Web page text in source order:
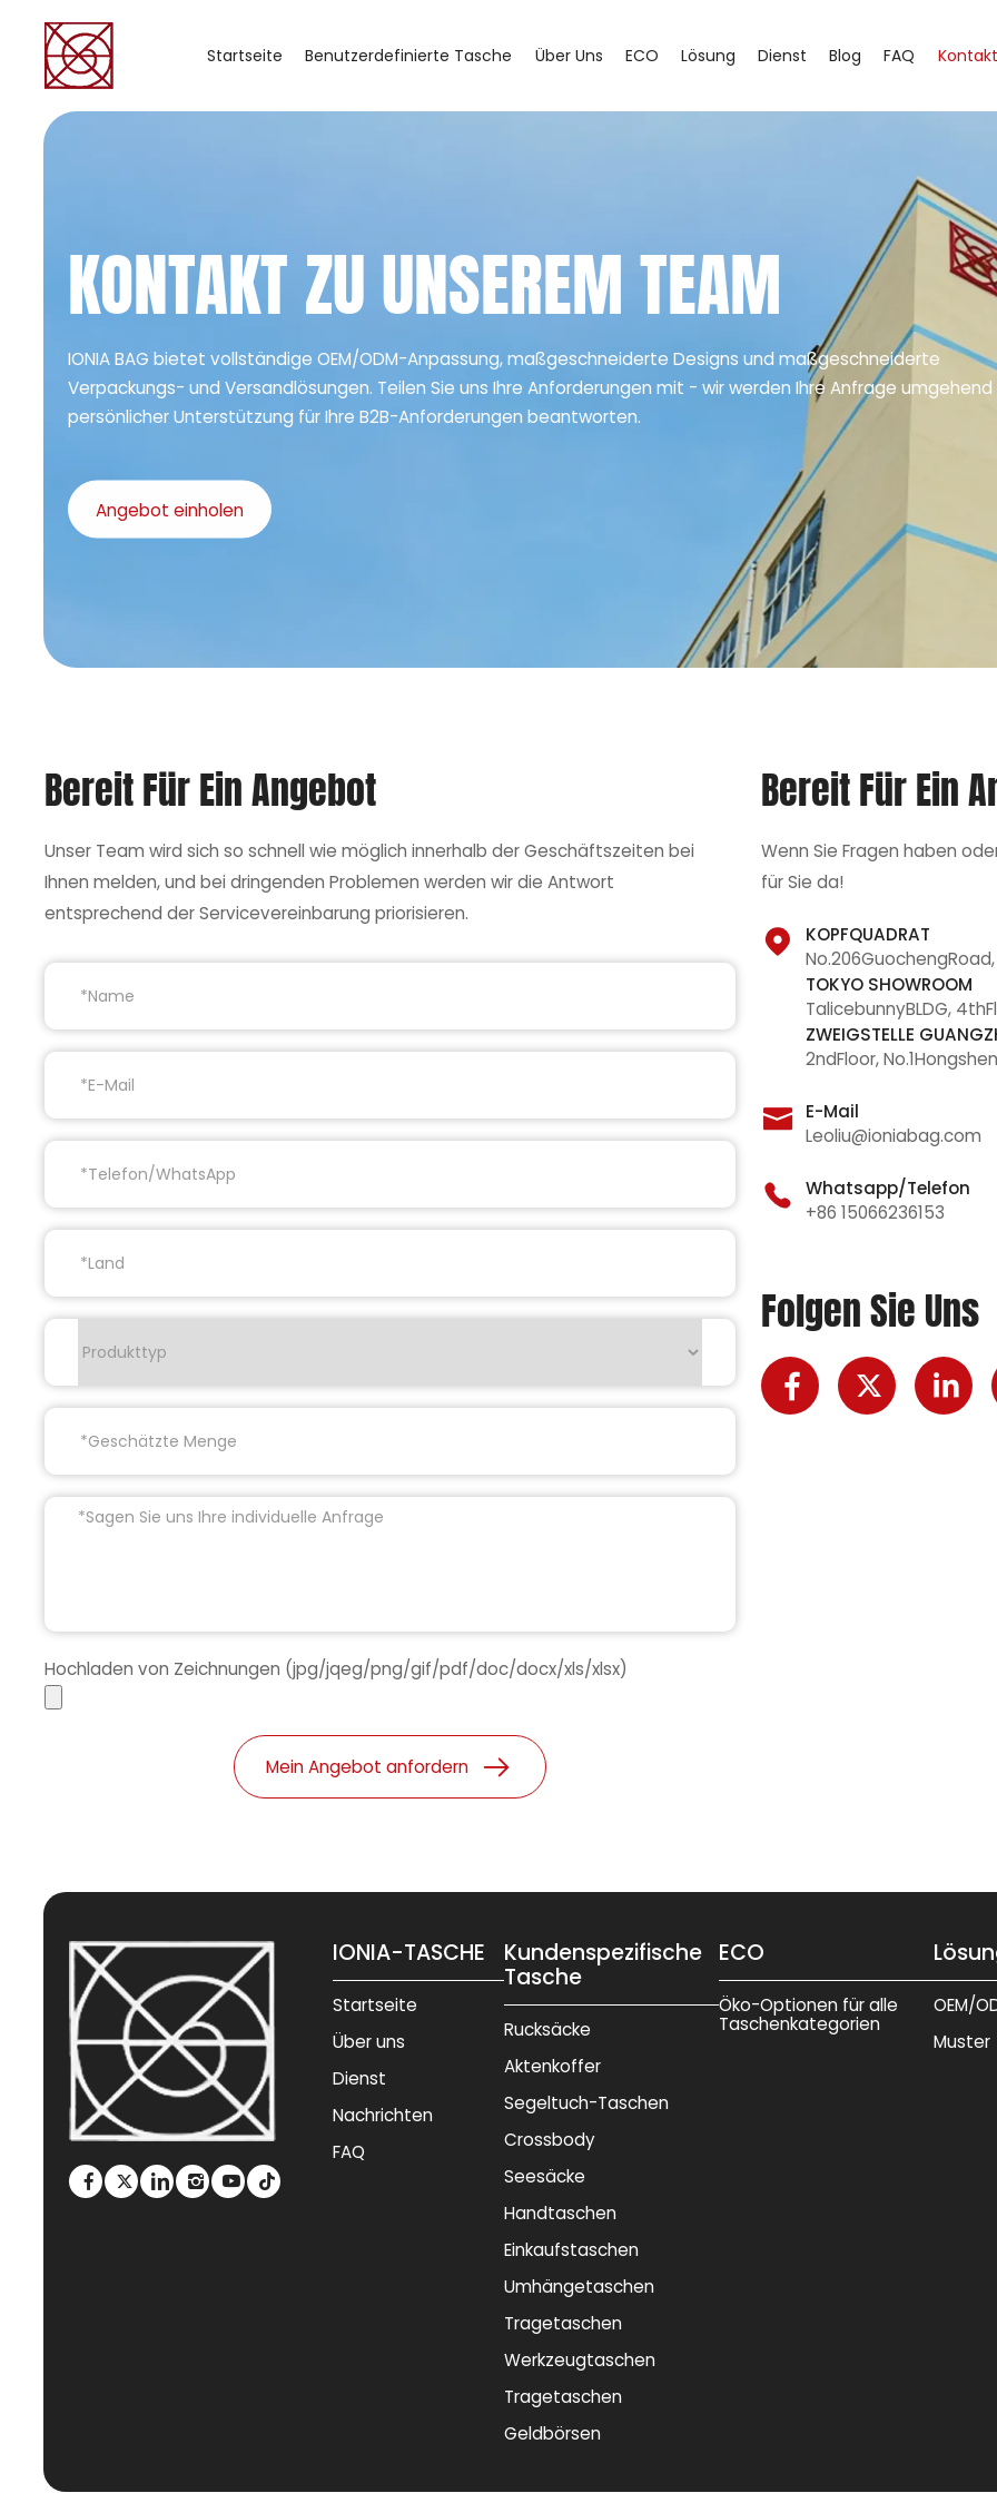
Startseite Benutzerdefinierte Tasche Über Uns ECO Lösung Dienst Blog FAQ Kontakt
KONTAKT ZU UNSEREM TEAM
IONIA BAG bietet vollständige OEM/ODM-Anpassung, maßgeschneiderte Designs und maßgeschneiderte
Verpackungs- und Versandlösungen. Teilen Sie uns Ihre Anforderungen mit - wir werden Ihre Anfrage
persönlicher Unterstützung für Ihre B2B-Anforderungen beantworten.
Angebot einholen
Bereit Für Ein Angebot
Unser Team wird sich so schnell wie möglich innerhalb der Geschäftszeiten bei
Ihnen melden, und bei dringenden Problemen werden wir die Antwort
entsprechend der Servicevereinbarung priorisieren.
Hochladen von Zeichnungen (jpg/jqeg/png/gif/pdf/doc/docx/xls/xlsx)
Mein Angebot anfordern
Bereit Für Ein
Wenn Sie Fragen haben
für Sie da!
KOPFQUADRAT
TOKYO SHOWROOM
TalicebunnyBLDG,
ZWEIGSTELLE
2ndFloor,
E-Mail
Leoliu@ioniabag.com
Whatsapp/Telefon
+86 15066236153
Folgen Sie Uns
IONIA-TASCHE
Startseite
Über uns
Dienst
Nachrichten
FAQ
Kundenspezifische
Tasche
Rucksäcke
Aktenkoffer
Segeltuch-Taschen
Crossbody
Seesäcke
Handtaschen
Einkaufstaschen
Umhängetaschen
Tragetaschen
Werkzeugtaschen
Tragetaschen
Geldbörsen
ECO
Öko-Optionen für alle
Taschenkategorien
OEM/
Muster